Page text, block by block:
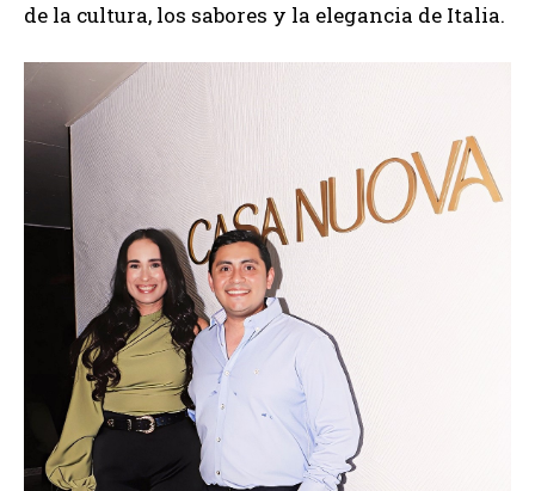
de la cultura, los sabores y la elegancia de Italia.